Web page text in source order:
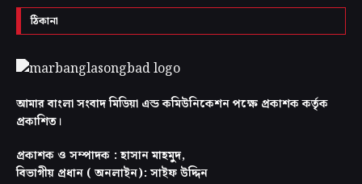
ঠিকানা
আমার বাংলা সংবাদ মিডিয়া এন্ড কমিউনিকেশন পক্ষে প্রকাশক কর্তৃক
প্রকাশিত।
প্রকাশক ও সম্পাদক : হাসান মাহমুদ,
বিভাগীয় প্রধান ( অনলাইন): সাইফ উদ্দিন